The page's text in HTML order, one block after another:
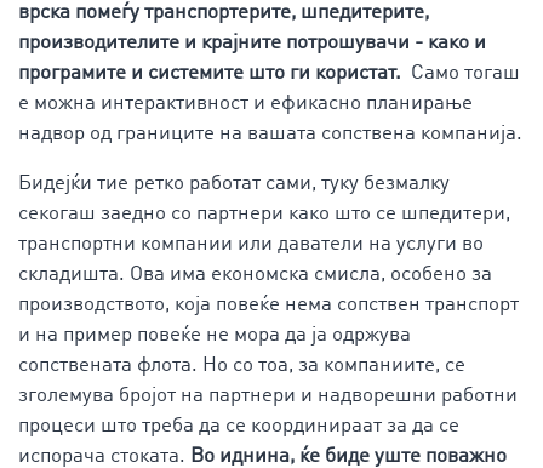
врска помеѓу транспортерите, шпедитерите,
производителите и крајните потрошувачи - како и
програмите и системите што ги користат. Само тогаш
е можна интерактивност и ефикасно планирање
надвор од границите на вашата сопствена компанија.
Бидејќи тие ретко работат сами, туку безмалку
секогаш заедно со партнери како што се шпедитери,
транспортни компании или даватели на услуги во
складишта. Ова има економска смисла, особено за
производството, која повеќе нема сопствен транспорт
и на пример повеќе не мора да ја одржува
сопствената флота. Но со тоа, за компаниите, се
зголемува бројот на партнери и надворешни работни
процеси што треба да се координираат за да се
испорача стоката. Во иднина, ќе биде уште поважно